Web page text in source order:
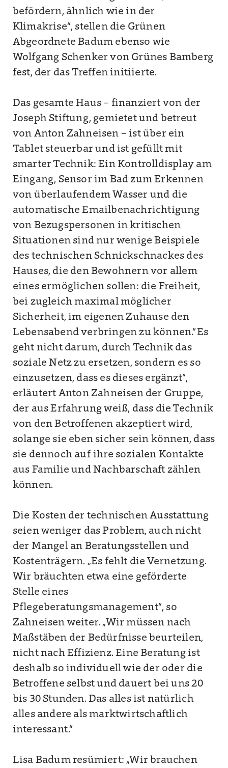
befördern, ähnlich wie in der
Klimakrise“, stellen die Grünen
Abgeordnete Badum ebenso wie
Wolfgang Schenker von Grünes Bamberg
fest, der das Treffen initiierte.
Das gesamte Haus – finanziert von der
Joseph Stiftung, gemietet und betreut
von Anton Zahneisen – ist über ein
Tablet steuerbar und ist gefüllt mit
smarter Technik: Ein Kontrolldisplay am
Eingang, Sensor im Bad zum Erkennen
von überlaufendem Wasser und die
automatische Emailbenachrichtigung
von Bezugspersonen in kritischen
Situationen sind nur wenige Beispiele
des technischen Schnickschnackes des
Hauses, die den Bewohnern vor allem
eines ermöglichen sollen: die Freiheit,
bei zugleich maximal möglicher
Sicherheit, im eigenen Zuhause den
Lebensabend verbringen zu können.“Es
geht nicht darum, durch Technik das
soziale Netz zu ersetzen, sondern es so
einzusetzen, dass es dieses ergänzt“,
erläutert Anton Zahneisen der Gruppe,
der aus Erfahrung weiß, dass die Technik
von den Betroffenen akzeptiert wird,
solange sie eben sicher sein können, dass
sie dennoch auf ihre sozialen Kontakte
aus Familie und Nachbarschaft zählen
können.
Die Kosten der technischen Ausstattung
seien weniger das Problem, auch nicht
der Mangel an Beratungsstellen und
Kostenträgern. „Es fehlt die Vernetzung.
Wir bräuchten etwa eine geförderte
Stelle eines
Pflegeberatungsmanagement“, so
Zahneisen weiter. „Wir müssen nach
Maßstäben der Bedürfnisse beurteilen,
nicht nach Effizienz. Eine Beratung ist
deshalb so individuell wie der oder die
Betroffene selbst und dauert bei uns 20
bis 30 Stunden. Das alles ist natürlich
alles andere als marktwirtschaftlich
interessant.“
Lisa Badum resümiert: „Wir brauchen